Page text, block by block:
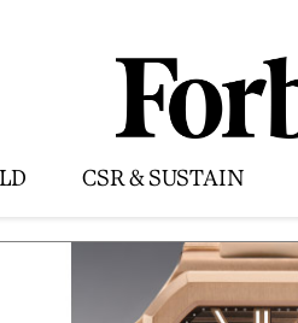
CSR & SUSTAIN